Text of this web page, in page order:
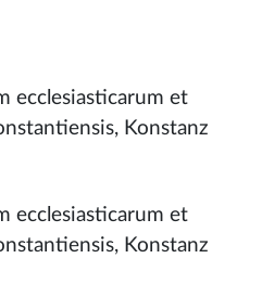
ecclesiasticarum et
Konstanz
ecclesiasticarum et
Konstanz